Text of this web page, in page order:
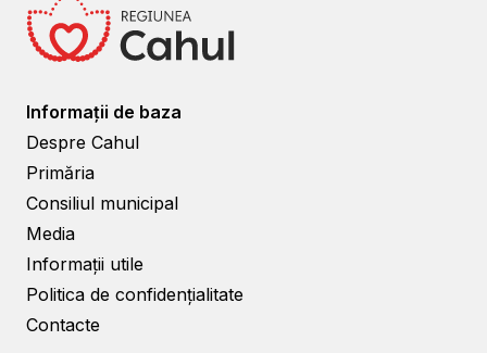
Informații de baza
Despre Cahul
Primăria
Consiliul municipal
Media
Informații utile
Politica de confidențialitate
Contacte